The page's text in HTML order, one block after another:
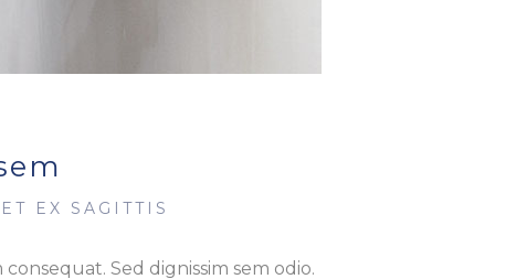
EX SAGITTIS
Sed dignissim sem odio.